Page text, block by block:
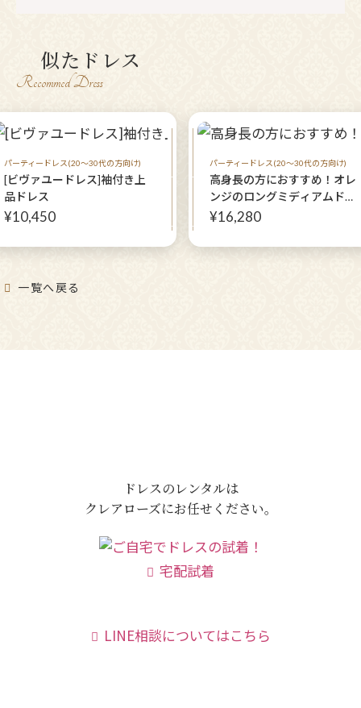
似たドレス
Recommed Dress
パーティードレス(20～30代の方向け)
[ビヴァユードレス]袖付き上
品ドレス
¥10,450
パーティードレス(20～30代の方向け)
高身長の方におすすめ！オレ
ンジのロングミディアムドレ
スとクリームカラーボレロの
ダンテボレロクリーム】30〜
¥16,280
一覧へ戻る
ドレスのレンタルは
クレアローズにお任せください。
宅配試着
LINE相談についてはこちら